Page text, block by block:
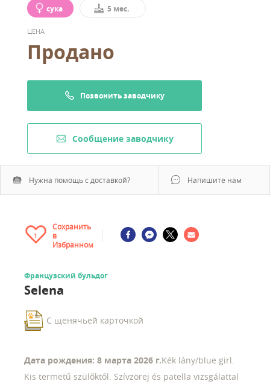
сука 5 мес.
ЦЕНА
Продано
Позвонить заводчику
Cообщение заводчику
Нужна помощь с доставкой? Напишите нам
1
Сохранить
в
Избранном
Французский бульдог
Selena
С щенячьей карточкой
Дата рождения: 8 марта 2026 г.Kék lány/blue girl.
Kis termetű szülőktől. Szívzörej és patella vizsgálattal